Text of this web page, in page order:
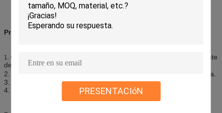
PRESENTACIóN
Precauciones:
1. Guarde lejos del calor, de la llama, de la chispa y de la otra fuente
de ignición.
2. tienda en un lugar fresco, seco (
); Evite la luz del sol directa.
3. No coincida, pinchar, o incinere la poder.
4. mantenga fuera del alcance de niños;